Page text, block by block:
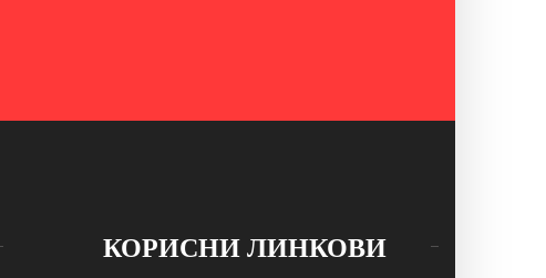
КОРИСНИ ЛИНКОВИ